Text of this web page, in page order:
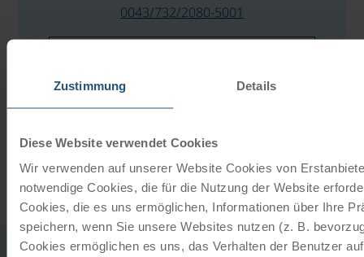
Zustimmung Details
Diese Website verwendet Cookies
Wir verwenden auf unserer Website Cookies von
notwendige Cookies, die für die Nutzung der Website
Cookies, die es uns ermöglichen, Informationen über Ihre
speichern, wenn Sie unsere Websites nutzen (z. B.
Cookies ermöglichen es uns, das Verhalten der Benutzer
0043/732/2080-5001
ANGEBOT ANFORDERN
PREISRECHNER
SCHIFF